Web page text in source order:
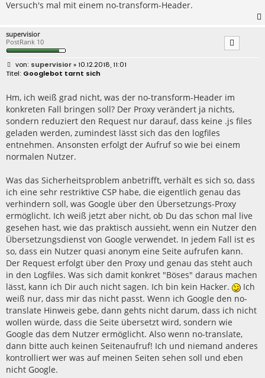
Versuch's mal mit einem no-transform-Header.
supervisior
PostRank 10
B
e
r
a
g
supervisior» 10.12.2018, 11:01
Googlebot tarnt sich
Hm, ich weiß grad nicht, was der no-transform-Header im
konkreten Fall bringen soll? Der Proxy verändert ja nichts,
sondern reduziert den Request nur darauf, dass keine .js files
geladen werden, zumindest lässt sich das den logfiles
entnehmen. Ansonsten erfolgt der Aufruf so wie bei einem
normalen Nutzer.
Was das Sicherheitsproblem anbetrifft, verhält es sich so, dass
ich eine sehr restriktive CSP habe, die eigentlich genau das
verhindern soll, was Google über den Übersetzungs-Proxy
ermöglicht. Ich weiß jetzt aber nicht, ob Du das schon mal live
gesehen hast, wie das praktisch aussieht, wenn ein Nutzer den
Übersetzungsdienst von Google verwendet. In jedem Fall ist es
so, dass ein Nutzer quasi anonym eine Seite aufrufen kann.
Der Request erfolgt über den Proxy und genau das steht auch
in den Logfiles. Was sich damit konkret "Böses" daraus machen
lässt, kann ich Dir auch nicht sagen. Ich bin kein Hacker.
Ich
weiß nur, dass mir das nicht passt. Wenn ich Google den no-
translate Hinweis gebe, dann gehts nicht darum, dass ich nicht
wollen würde, dass die Seite übersetzt wird, sondern wie
Google das dem Nutzer ermöglicht. Also wenn no-translate,
dann bitte auch keinen Seitenaufruf! Ich und niemand anderes
kontrolliert wer was auf meinen Seiten sehen soll und eben
nicht Google.